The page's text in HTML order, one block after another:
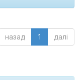
назад 1 далі